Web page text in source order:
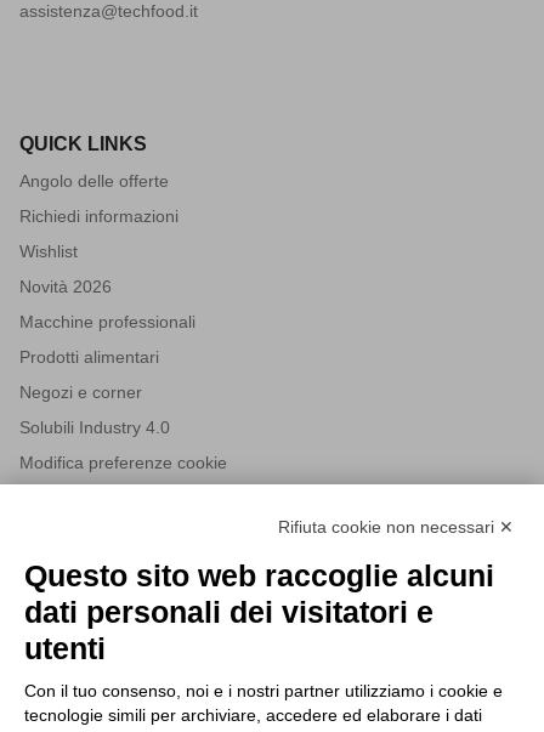
assistenza@techfood.it
QUICK LINKS
Angolo delle offerte
Richiedi informazioni
Wishlist
Novità 2026
Macchine professionali
Prodotti alimentari
Negozi e corner
Solubili Industry 4.0
Modifica preferenze cookie
Iscriviti alla nostra newsletter per rimanere sempre aggiornato
sulle novità del mondo HORECA e per ricevere offerte esclusive.
Rifiuta cookie non necessari ✕
Questo sito web raccoglie alcuni
dati personali dei visitatori e
utenti
Con il tuo consenso, noi e i nostri partner utilizziamo i cookie e
tecnologie simili per archiviare, accedere ed elaborare i dati